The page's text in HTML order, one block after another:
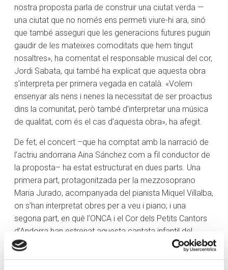
nostra proposta parla de construir una ciutat verda —
una ciutat que no només ens permeti viure-hi ara, sinó
que també asseguri que les generacions futures puguin
gaudir de les mateixes comoditats que hem tingut
nosaltres», ha comentat el responsable musical del cor,
Jordi Sabata, qui també ha explicat que aquesta obra
s’interpreta per primera vegada en català. «Volem
ensenyar als nens i nenes la necessitat de ser proactius
dins la comunitat, però també d’interpretar una música
de qualitat, com és el cas d’aquesta obra», ha afegit.
De fet, el concert –que ha comptat amb la narració de
l’actriu andorrana Aina Sánchez com a fil conductor de
la proposta– ha estat estructurat en dues parts. Una
primera part, protagonitzada per la mezzosoprano
Maria Jurado, acompanyada del pianista Miquel Villalba,
on s’han interpretat obres per a veu i piano; i una
segona part, en què l’ONCA i el Cor dels Petits Cantors
d’Andorra han estrenat aquesta cantata infantil del
compositor Hindemith: una obra coral per a veus